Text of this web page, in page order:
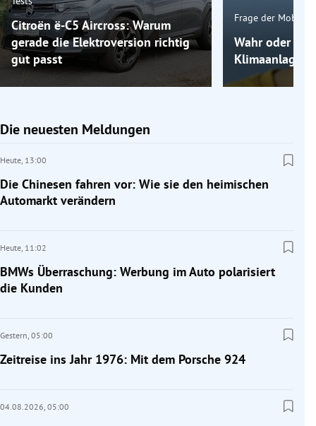
Citroën ë-C5 Aircross: Warum
gerade die Elektroversion richtig
gut passt
Frage der
Wahr oder
Klimaanlage
Die neuesten Meldungen
Heute, 13:00
Die Chinesen fahren vor: Wie sie den heimischen
Automarkt verändern
Heute, 11:02
BMWs Überraschung: Werbung im Auto polarisiert
die Kunden
Gestern, 05:00
Zeitreise ins Jahr 1976: Mit dem Porsche 924
04.08.2026, 05:00